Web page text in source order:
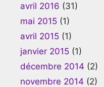
avril 2016 (31)
mai 2015 (1)
avril 2015 (1)
janvier 2015 (1)
décembre 2014 (2)
novembre 2014 (2)